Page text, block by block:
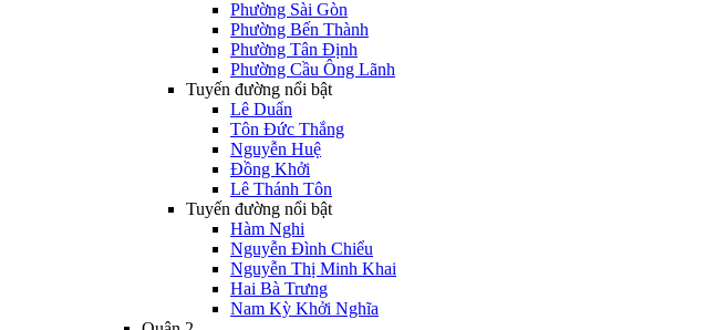
Phường Sài Gòn
Phường Bến Thành
Phường Tân Định
Phường Cầu Ông Lãnh
Tuyến đường nổi bật
Lê Duẩn
Tôn Đức Thắng
Nguyễn Huệ
Đồng Khởi
Lê Thánh Tôn
Tuyến đường nổi bật
Hàm Nghi
Nguyễn Đình Chiểu
Nguyễn Thị Minh Khai
Hai Bà Trưng
Nam Kỳ Khởi Nghĩa